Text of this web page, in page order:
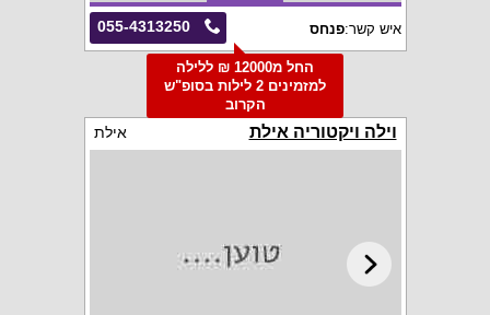
055-4313250 איש קשר:פנחס
החל מ12000 ₪ ללילה
למזמינים 2 לילות בסופ"ש
הקרוב
וילה ויקטוריה אילת אילת